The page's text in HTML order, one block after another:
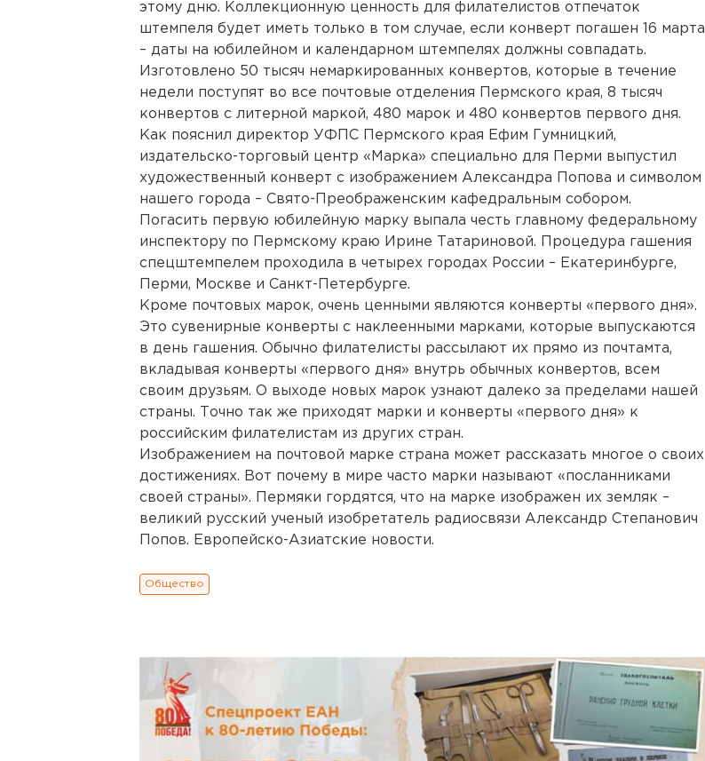
этому дню. Коллекционную ценность для филателистов отпечаток
штемпеля будет иметь только в том случае, если конверт погашен 16 марта
– даты на юбилейном и календарном штемпелях должны совпадать.
Изготовлено 50 тысяч немаркированных конвертов, которые в течение
недели поступят во все почтовые отделения Пермского края, 8 тысяч
конвертов с литерной маркой, 480 марок и 480 конвертов первого дня.
Как пояснил директор УФПС Пермского края Ефим Гумницкий,
издательско-торговый центр «Марка» специально для Перми выпустил
художественный конверт с изображением Александра Попова и символом
нашего города – Свято-Преображенским кафедральным собором.
Погасить первую юбилейную марку выпала честь главному федеральному
инспектору по Пермскому краю Ирине Татариновой. Процедура гашения
спецштемпелем проходила в четырех городах России – Екатеринбурге,
Перми, Москве и Санкт-Петербурге.
Кроме почтовых марок, очень ценными являются конверты «первого дня».
Это сувенирные конверты с наклеенными марками, которые выпускаются
в день гашения. Обычно филателисты рассылают их прямо из почтамта,
вкладывая конверты «первого дня» внутрь обычных конвертов, всем
своим друзьям. О выходе новых марок узнают далеко за пределами нашей
страны. Точно так же приходят марки и конверты «первого дня» к
российским филателистам из других стран.
Изображением на почтовой марке страна может рассказать многое о своих
достижениях. Вот почему в мире часто марки называют «посланниками
своей страны». Пермяки гордятся, что на марке изображен их земляк –
великий русский ученый изобретатель радиосвязи Александр Степанович
Попов. Европейско-Азиатские новости.
Общество